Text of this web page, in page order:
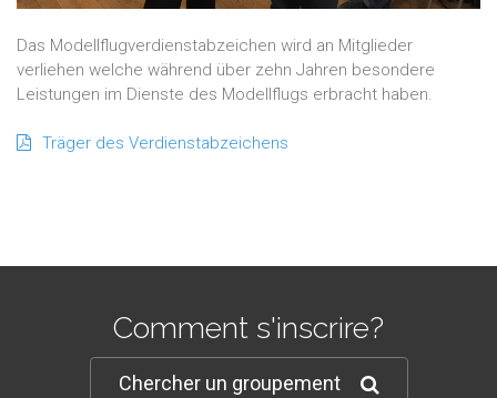
Das Modellflugverdienstabzeichen wird an Mitglieder
verliehen welche während über zehn Jahren besondere
Leistungen im Dienste des Modellflugs erbracht haben.
Träger des Verdienstabzeichens
Comment s'inscrire?
Chercher un groupement